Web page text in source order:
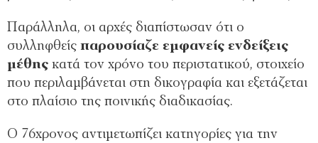
Παράλληλα, οι αρχές διαπίστωσαν ότι ο
συλληφθείς παρουσίαζε εμφανείς ενδείξεις
μέθης κατά τον χρόνο του περιστατικού, στοιχείο
που περιλαμβάνεται στη δικογραφία και εξετάζεται
στο πλαίσιο της ποινικής διαδικασίας.
Ο 76χρονος αντιμετωπίζει κατηγορίες για την